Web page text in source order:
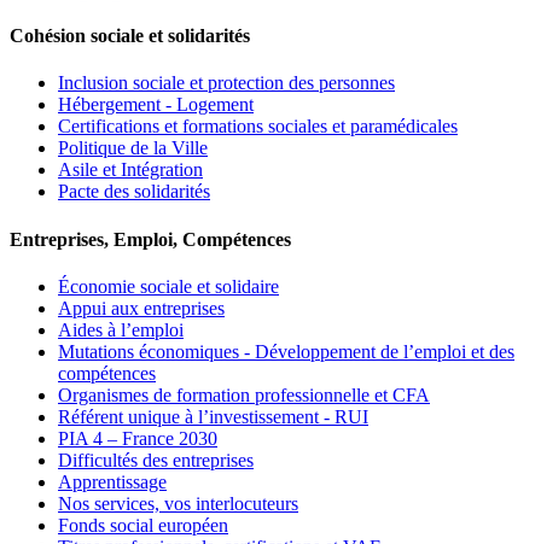
Cohésion sociale et solidarités
Inclusion sociale et protection des personnes
Hébergement - Logement
Certifications et formations sociales et paramédicales
Politique de la Ville
Asile et Intégration
Pacte des solidarités
Entreprises, Emploi, Compétences
Économie sociale et solidaire
Appui aux entreprises
Aides à l’emploi
Mutations économiques - Développement de l’emploi et des
compétences
Organismes de formation professionnelle et CFA
Référent unique à l’investissement - RUI
PIA 4 – France 2030
Difficultés des entreprises
Apprentissage
Nos services, vos interlocuteurs
Fonds social européen